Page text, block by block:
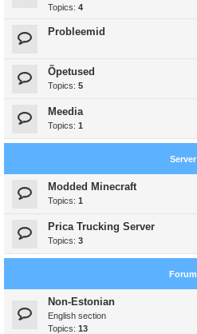
Topics: 4
Probleemid
Õpetused
Topics: 5
Meedia
Topics: 1
Server
Modded Minecraft
Topics: 1
Prica Trucking Server
Topics: 3
Forum
Non-Estonian
English section
Topics: 13